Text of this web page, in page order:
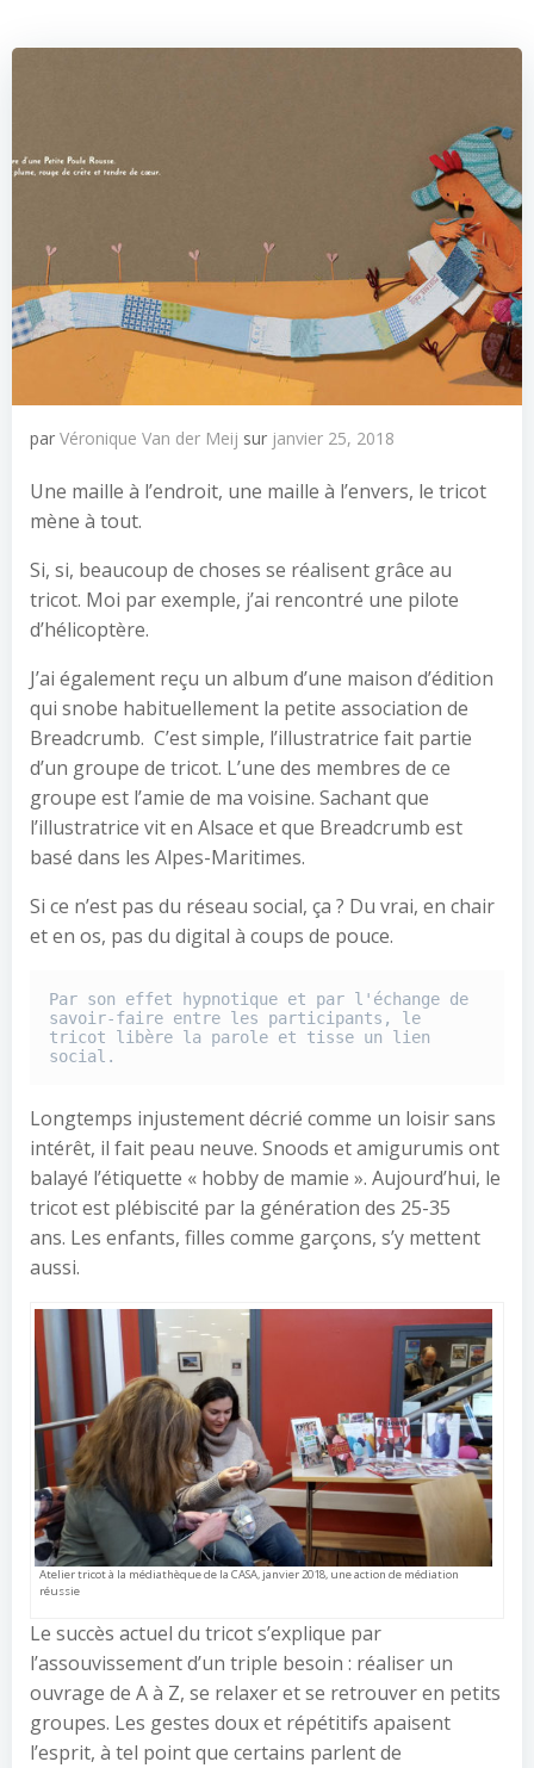
par Véronique Van der Meij sur janvier 25, 2018
Une maille à l’endroit, une maille à l’envers, le tricot
mène à tout.
Si, si, beaucoup de choses se réalisent grâce au
tricot. Moi par exemple, j’ai rencontré une pilote
d’hélicoptère.
J’ai également reçu un album d’une maison d’édition
qui snobe habituellement la petite association de
Breadcrumb. C’est simple, l’illustratrice fait partie
d’un groupe de tricot. L’une des membres de ce
groupe est l’amie de ma voisine. Sachant que
l’illustratrice vit en Alsace et que Breadcrumb est
basé dans les Alpes-Maritimes.
Si ce n’est pas du réseau social, ça ? Du vrai, en chair
et en os, pas du digital à coups de pouce.
Par son effet hypnotique et par l'échange de
savoir-faire entre les participants, le
tricot libère la parole et tisse un lien
social.
Longtemps injustement décrié comme un loisir sans
intérêt, il fait peau neuve. Snoods et amigurumis ont
balayé l’étiquette « hobby de mamie ». Aujourd’hui, le
tricot est plébiscité par la génération des 25-35
ans. Les enfants, filles comme garçons, s’y mettent
aussi.
Atelier tricot à la médiathèque de la CASA, janvier 2018, une action de médiation
réussie
Le succès actuel du tricot s’explique par
l’assouvissement d’un triple besoin : réaliser un
ouvrage de A à Z, se relaxer et se retrouver en petits
groupes. Les gestes doux et répétitifs apaisent
l’esprit, à tel point que certains parlent de